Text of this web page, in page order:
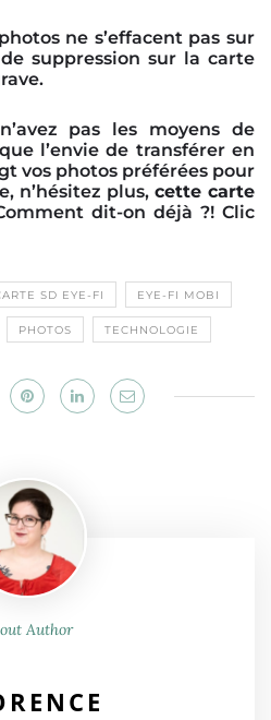
ne s’effacent pas sur
suppression sur la carte
pas les moyens de
l’envie de transférer en
vos photos préférées pour
n’hésitez plus, cette carte
dit-on déjà ?! Clic
SD EYE-FI EYE-FI MOBI
PHOTOS TECHNOLOGIE
Author